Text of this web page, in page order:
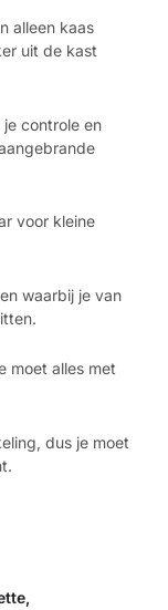
alleen kaas
uit de kast
controle en
voor kleine
waarbij je van
moet alles met
dus je moet
,